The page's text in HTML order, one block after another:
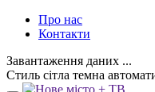
Про нас
Контакти
Завантаження даних ...
Стиль сітла темна